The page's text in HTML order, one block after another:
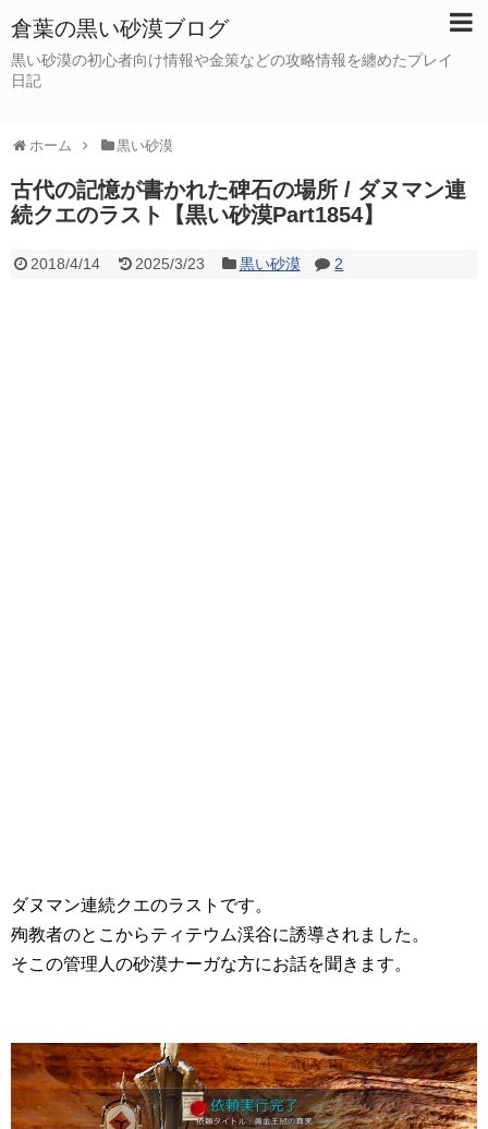
倉葉の黒い砂漠ブログ
黒い砂漠の初心者向け情報や金策などの攻略情報を纏めたプレイ
日記
ホーム 黒い砂漠
古代の記憶が書かれた碑石の場所 / ダヌマン連
続クエのラスト【黒い砂漠Part1854】
2018/4/14 2025/3/23 黒い砂漠 2
ダヌマン連続クエのラストです。
殉教者のとこからティテウム渓谷に誘導されました。
そこの管理人の砂漠ナーガな方にお話を聞きます。